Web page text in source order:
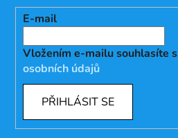
E-mail
Vložením e-mailu souhlasíte s
osobních údajů
PŘIHLÁSIT SE